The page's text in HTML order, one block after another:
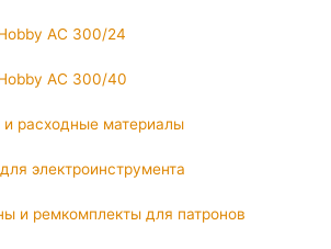
AC 300/24
AC 300/40
и расходные материалы
электроинструмента
и ремкомплекты для патронов